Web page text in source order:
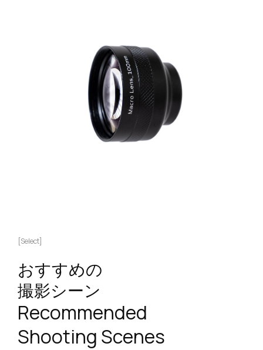
[Select]
おすすめの
撮影シーン
Recommended
Shooting Scenes